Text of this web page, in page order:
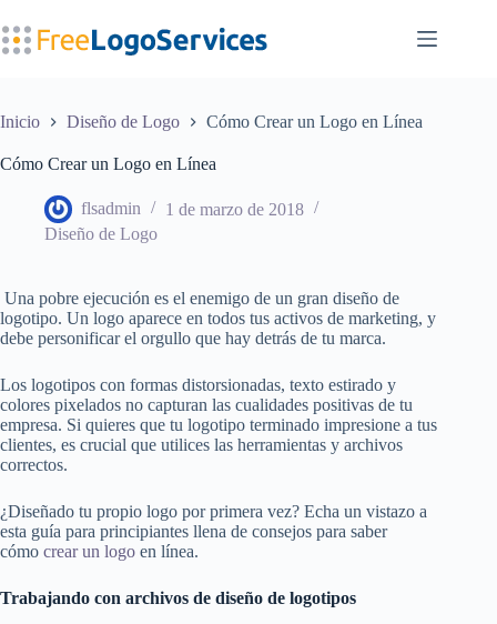
al
contenido
Inicio Diseño de Logo Cómo Crear un Logo en Línea
Cómo Crear un Logo en Línea
flsadmin
1 de marzo de 2018
Diseño de Logo
Una pobre ejecución es el enemigo de un gran diseño de
logotipo. Un logo aparece en todos tus activos de marketing, y
debe personificar el orgullo que hay detrás de tu marca.
Los logotipos con formas distorsionadas, texto estirado y
colores pixelados no capturan las cualidades positivas de tu
empresa. Si quieres que tu logotipo terminado impresione a tus
clientes, es crucial que utilices las herramientas y archivos
correctos.
¿Diseñado tu propio logo por primera vez? Echa un vistazo a
esta guía para principiantes llena de consejos para saber
cómo crear un logo en línea.
Trabajando con archivos de diseño de logotipos